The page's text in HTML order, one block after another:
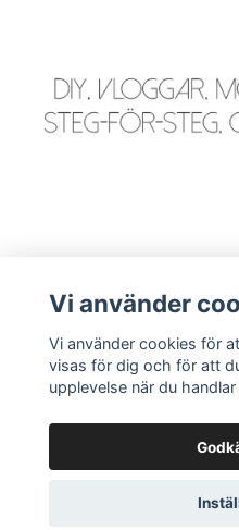
Läs mer
© 2026 WackyGoose -
Vi använder
Vi använder cookies för
visas för dig och för att
upplevelse när du